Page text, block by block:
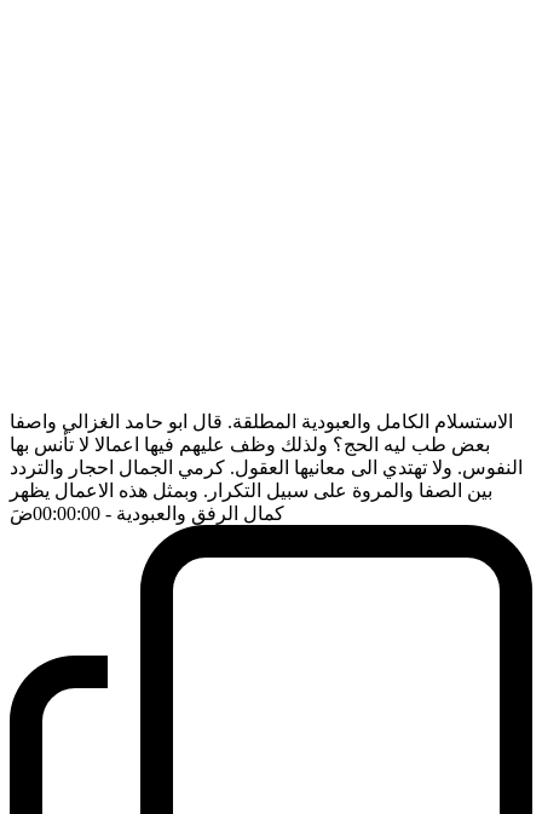
الاستسلام الكامل والعبودية المطلقة. قال ابو حامد الغزالي واصفا
بعض طب ليه الحج؟ ولذلك وظف عليهم فيها اعمالا لا تأنس بها
النفوس. ولا تهتدي الى معانيها العقول. كرمي الجمال احجار والتردد
بين الصفا والمروة على سبيل التكرار. وبمثل هذه الاعمال يظهر
كمال الرفق والعبودية - 00:00:00 ضَ